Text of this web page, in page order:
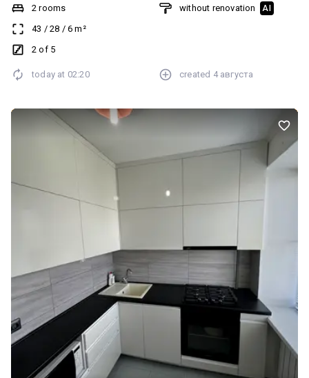
2 rooms
43 / 28 / 6 m²
2 of 5
without renovation AI
today at 02:20 created 4 августа